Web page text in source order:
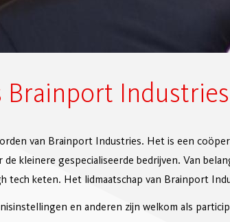
Brainport
van Brainport Industries. Het is een
de kleinere gespecialiseerde bedrijven. Van
tech keten. Het lidmaatschap van Brainport
en anderen zijn welkom als